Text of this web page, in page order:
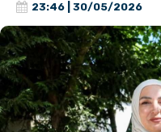
23:46 | 30/05/2026